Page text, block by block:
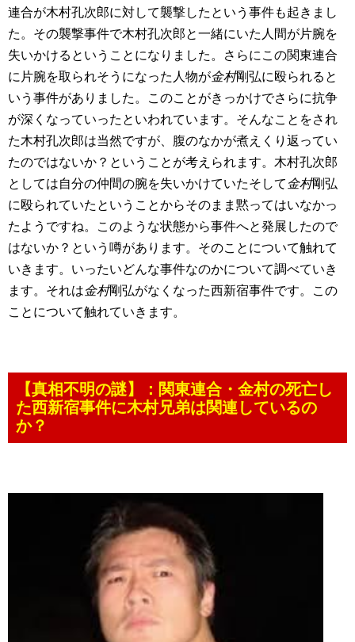
連合が木村孔次郎に対して襲撃したという事件も起きまし
た。その襲撃事件で木村孔次郎と一緒にいた人間が片腕を
失いかけるということになりました。さらにこの関東連合
に片腕を取られそうになった人物が金村剛弘に殴られると
いう事件がありました。このことがきっかけでさらに抗争
が深くなっていったといわれています。そんなことをされ
た木村孔次郎は当然ですが、腹のなかが煮えくり返ってい
たのではないか？ということが考えられます。木村孔次郎
としては自分の仲間の腕を失いかけていたそして 金村剛弘
に殴られていたということからそのまま黙ってはいなかっ
たようですね。このような状態から事件へと発展したので
はないか？という噂があります。そのことについて触れて
いきます。いったいどんな事件なのかについて調べていき
ます。それは金村剛弘がなくなった西新宿事件です。この
ことについて触れていきます。
【真相不明の謎】：関東連合・金村の死亡し
た西新宿事件に木村兄弟は関連しているの
か？